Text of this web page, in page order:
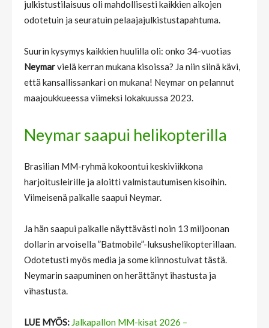
julkistustilaisuus oli mahdollisesti kaikkien aikojen
odotetuin ja seuratuin pelaajajulkistustapahtuma.
Suurin kysymys kaikkien huulilla oli: onko 34-vuotias
Neymarvielä kerran mukana kisoissa? Ja niin siinä kävi,
että kansallissankari on mukana! Neymar on pelannut
maajoukkueessa viimeksi lokakuussa 2023.
Neymar saapui helikopterilla
Brasilian MM-ryhmä kokoontui keskiviikkona
harjoitusleirille ja aloitti valmistautumisen kisoihin.
Viimeisenä paikalle saapui Neymar.
Ja hän saapui paikalle näyttävästi noin 13 miljoonan
dollarin arvoisella ”Batmobile”-luksushelikopterillaan.
Odotetusti myös media ja some kiinnostuivat tästä.
Neymarin saapuminen on herättänyt ihastusta ja
vihastusta.
LUE MYÖS: Jalkapallon MM-kisat 2026 –